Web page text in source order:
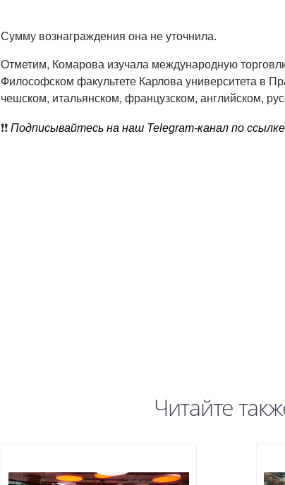
Сумму вознаграждения она не уточнила.
Отметим, Комарова изучала международную
Философском факультете Карлова университета в
чешском, итальянском, французском, английском,
❗️❗️ Подписывайтесь на наш Telegram-канал по ссылке
Читайте